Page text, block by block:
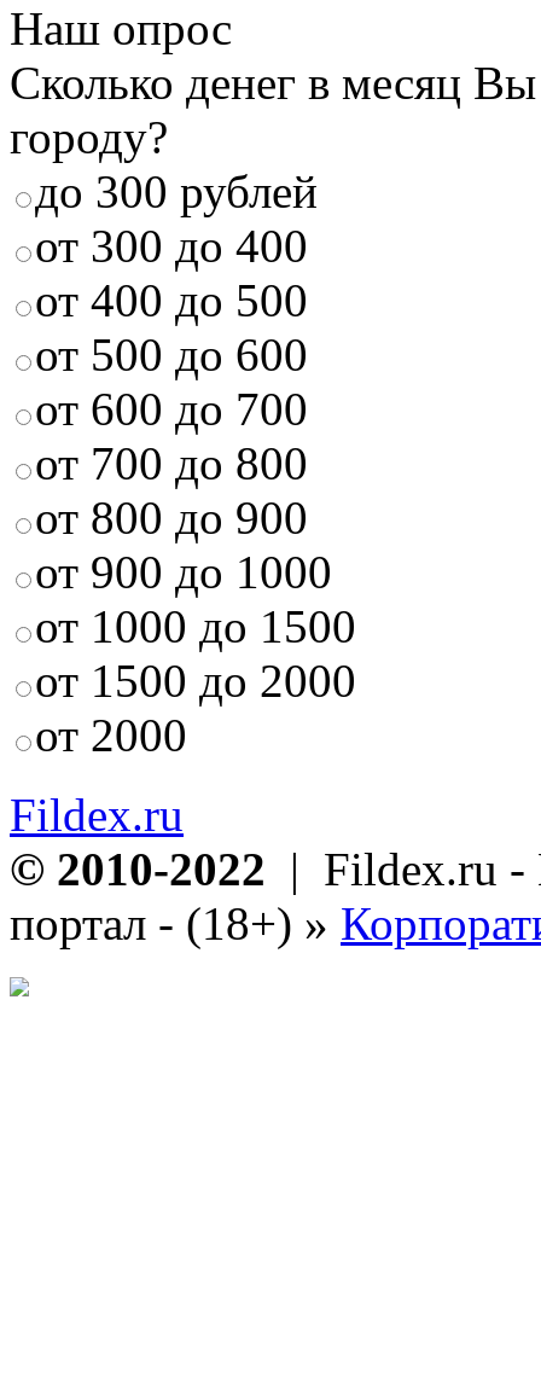
Наш опрос
Сколько денег в месяц
городу?
до 300 рублей
от 300 до 400
от 400 до 500
от 500 до 600
от 600 до 700
от 700 до 800
от 800 до 900
от 900 до 1000
от 1000 до 1500
от 1500 до 2000
от 2000
Fildex.ru
© 2010-2022 | Fildex.ru -
портал - (18+) »